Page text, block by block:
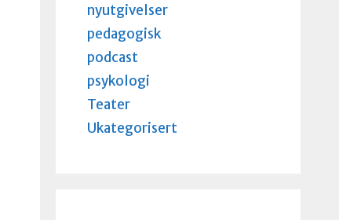
nyutgivelser
pedagogisk
podcast
psykologi
Teater
Ukategorisert